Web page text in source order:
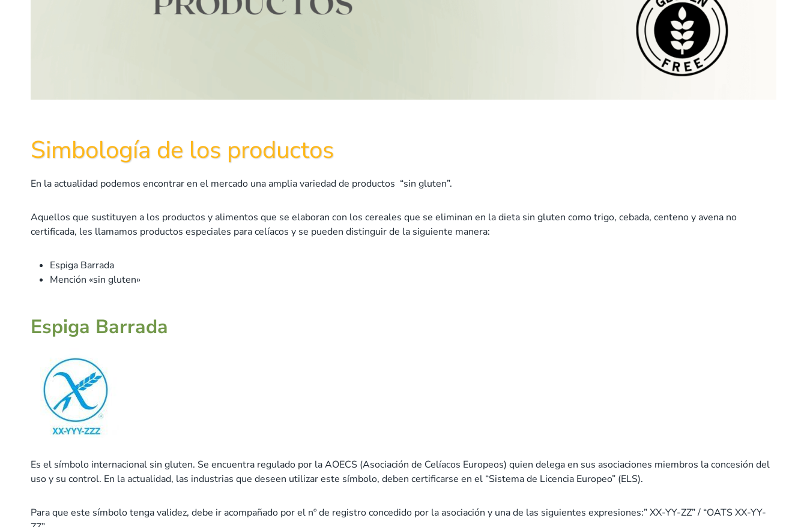
Simbología de los productos
En la actualidad podemos encontrar en el mercado una amplia variedad de productos “sin gluten”.
Aquellos que sustituyen a los productos y alimentos que se elaboran con los cereales que se eliminan en la dieta sin gluten como trigo, cebada, centeno y avena no
certificada, les llamamos productos especiales para celíacos y se pueden distinguir de la siguiente manera:
Espiga Barrada
Mención «sin gluten»
Espiga Barrada
Es el símbolo internacional sin gluten. Se encuentra regulado por la AOECS (Asociación de Celíacos Europeos) quien delega en sus asociaciones miembros la concesión del
uso y su control. En la actualidad, las industrias que deseen utilizar este símbolo, deben certificarse en el “Sistema de Licencia Europeo” (ELS).
Para que este símbolo tenga validez, debe ir acompañado por el nº de registro concedido por la asociación y una de las siguientes expresiones:” XX-YY-ZZ” / “OATS XX-YY-